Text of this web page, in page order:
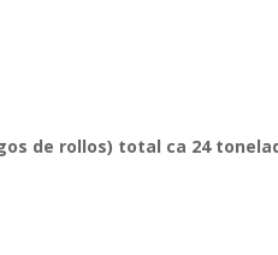
de rollos) total ca 24